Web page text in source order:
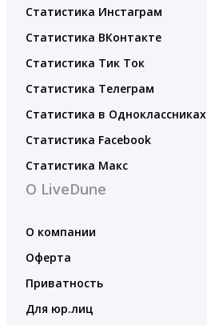
Статистика Инстаграм
Статистика ВКонтакте
Статистика Тик Ток
Статистика Телеграм
Статистика в Одноклассниках
Статистика Facebook
Статистика Макс
О LiveDune
О компании
Оферта
Приватность
Для юр.лиц